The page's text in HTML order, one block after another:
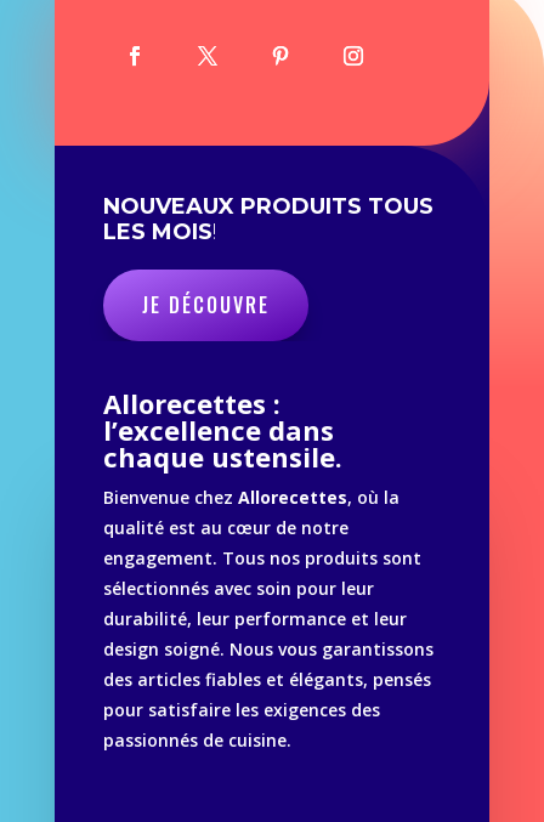
NOUVEAUX PRODUITS TOUS
LES MOIS!
JE DÉCOUVRE
Allorecettes :
l’excellence dans
chaque ustensile.
Bienvenue chez Allorecettes, où la
qualité est au cœur de notre
engagement. Tous nos produits sont
sélectionnés avec soin pour leur
durabilité, leur performance et leur
design soigné. Nous vous garantissons
des articles fiables et élégants, pensés
pour satisfaire les exigences des
passionnés de cuisine.